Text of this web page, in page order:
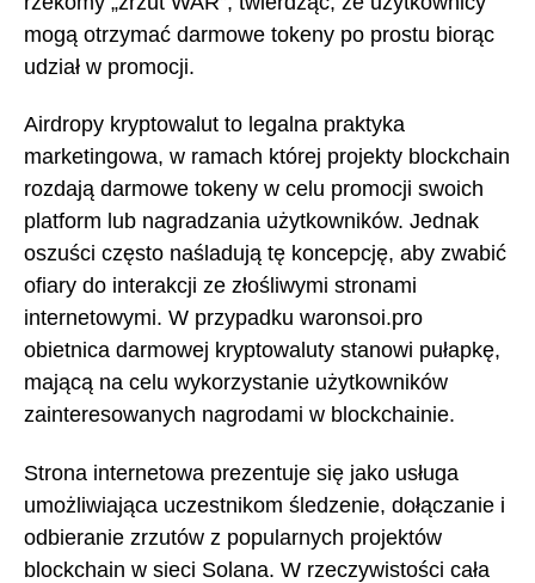
mogą otrzymać darmowe tokeny po prostu biorąc
udział w promocji.
Airdropy kryptowalut to legalna praktyka
marketingowa, w ramach której projekty blockchain
rozdają darmowe tokeny w celu promocji swoich
platform lub nagradzania użytkowników. Jednak
oszuści często naśladują tę koncepcję, aby zwabić
ofiary do interakcji ze złośliwymi stronami
internetowymi. W przypadku waronsoi.pro
obietnica darmowej kryptowaluty stanowi pułapkę,
mającą na celu wykorzystanie użytkowników
zainteresowanych nagrodami w blockchainie.
Strona internetowa prezentuje się jako usługa
umożliwiająca uczestnikom śledzenie, dołączanie i
odbieranie zrzutów z popularnych projektów
blockchain w sieci Solana. W rzeczywistości cała